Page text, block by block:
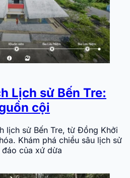
Lịch sử Bến Tre:
cội
lịch sử Bến Tre, từ Đồng Khởi
Khám phá chiều sâu lịch sử
của xứ dừa